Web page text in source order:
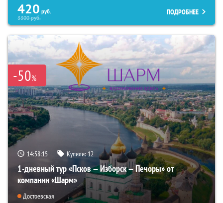
420 руб.
3300руб.
ПОДРОБНЕЕ
-50%
14:58:14 Купили:12
1-дневный тур «Псков — Изборск — Печоры» от
компании «Шарм»
Достоевская